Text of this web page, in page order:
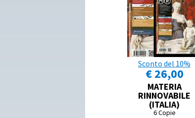
Sconto del 10%
€ 26,00
MATERIA
RINNOVABILE
(ITALIA)
6 Copie